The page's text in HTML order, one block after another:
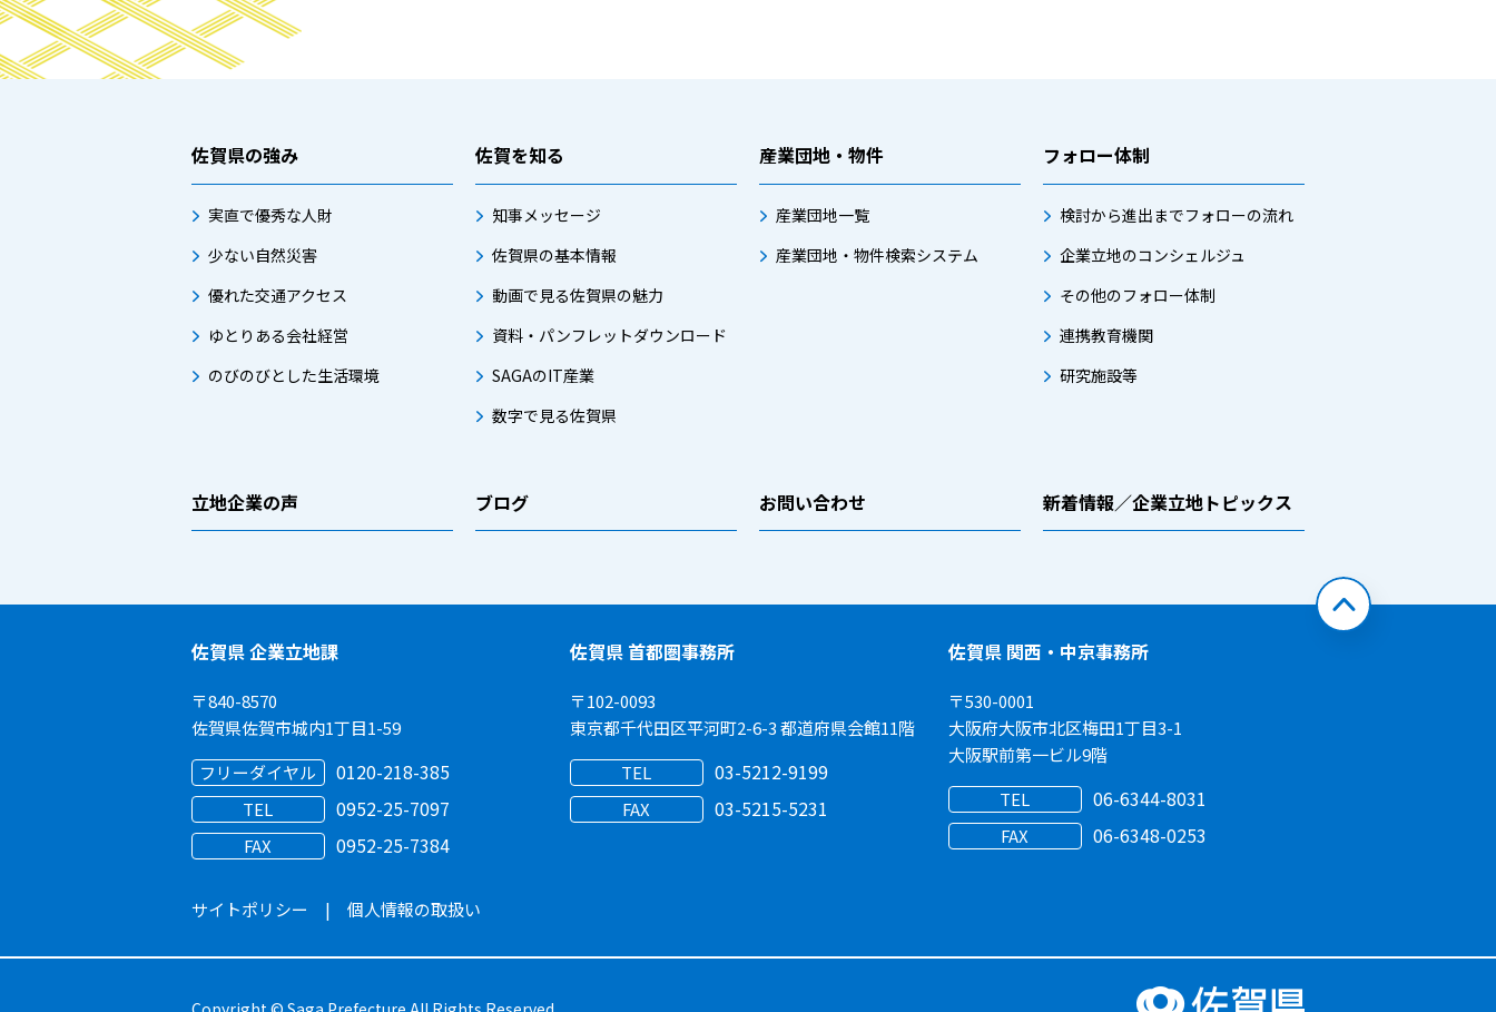
ページトップへ
佐賀県の強み
実直で優秀な人財
少ない自然災害
優れた交通アクセス
ゆとりある会社経営
のびのびとした生活環境
佐賀を知る
知事メッセージ
佐賀県の基本情報
動画で見る佐賀県の魅力
資料・パンフレットダウンロード
SAGAのIT産業
数字で見る佐賀県
産業団地・物件
産業団地一覧
産業団地・物件検索システム
フォロー体制
検討から進出までフォローの流れ
企業立地のコンシェルジュ
その他のフォロー体制
連携教育機関
研究施設等
立地企業の声 ブログ お問い合わせ 新着情報／企業立地トピックス
佐賀県 企業立地課
〒840-8570
佐賀県佐賀市城内1丁目1-59
フリーダイヤル
0120-218-385
TEL 0952-25-7097
FAX 0952-25-7384
佐賀県 首都圏事務所
〒102-0093
東京都千代田区平河町2-6-3 都道府県会館11階
TEL
03-5212-9199
FAX 03-5215-5231
佐賀県 関西・中京事務所
〒530-0001
大阪府大阪市北区梅田1丁目3-1
大阪駅前第一ビル9階
TEL
06-6344-8031
FAX 06-6348-0253
サイトポリシー | 個人情報の取扱い